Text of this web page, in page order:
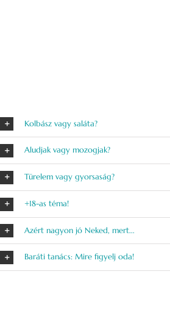
Kolbász vagy saláta?
Aludjak vagy mozogjak?
Türelem vagy gyorsaság?
+18-as téma!
Azért nagyon jó Neked, mert...
Baráti tanács: Mire figyelj oda!